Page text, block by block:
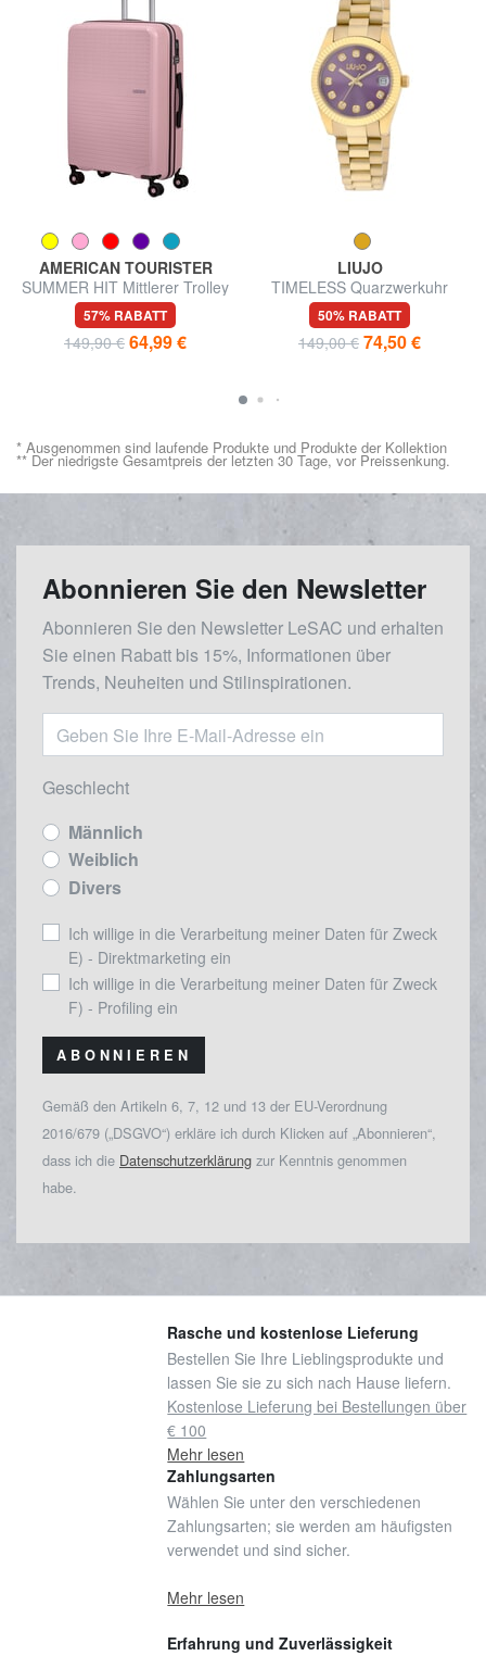
AMERICAN TOURISTER
SUMMER HIT Mittlerer Trolley
57% RABATT
149,90 € 64,99 €
LIUJO
TIMELESS Quarzwerkuhr
50% RABATT
149,00 € 74,50 €
* Ausgenommen sind laufende Produkte und Produkte der Kollektion
** Der niedrigste Gesamtpreis der letzten 30 Tage, vor Preissenkung.
Abonnieren Sie den Newsletter
Abonnieren Sie den Newsletter LeSAC und erhalten
Sie einen Rabatt bis 15%, Informationen über
Trends, Neuheiten und Stilinspirationen.
Geschlecht
Männlich
Weiblich
Divers
Ich willige in die Verarbeitung meiner Daten für Zweck
E) - Direktmarketing ein
Ich willige in die Verarbeitung meiner Daten für Zweck
F) - Profiling ein
ABONNIEREN
Gemäß den Artikeln 6, 7, 12 und 13 der EU-Verordnung
2016/679 („DSGVO“) erkläre ich durch Klicken auf „Abonnieren“,
dass ich die Datenschutzerklärung zur Kenntnis genommen
habe.
Rasche und kostenlose Lieferung
Bestellen Sie Ihre Lieblingsprodukte und
lassen Sie sie zu sich nach Hause liefern.
Kostenlose Lieferung bei Bestellungen über
€ 100
Mehr lesen
Zahlungsarten
Wählen Sie unter den verschiedenen
Zahlungsarten; sie werden am häufigsten
verwendet und sind sicher.
Mehr lesen
Erfahrung und Zuverlässigkeit